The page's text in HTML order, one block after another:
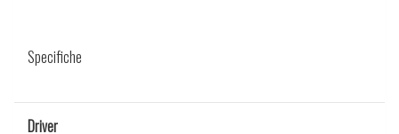
Specifiche
Driver